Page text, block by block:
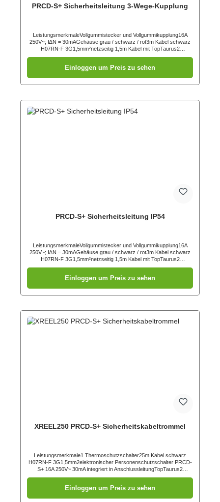
PRCD-S+ Sicherheitsleitung 3-Wege-Kupplung
LeistungsmerkmaleVollgummistecker und Vollgummikupplung16A
250V~; I∆N = 30mAGehäuse grau / schwarz / rot3m Kabel schwarz
H07RN-F 3G1,5mm²netzseitig 1,5m Kabel mit TopTaurus2
s)Schutzkontaktkupplung mit KlappdeckelPersonenschutzschalter
Einloggen um Preis zu sehen
PRCD-S+ Sicherheitsleitung IP54
LeistungsmerkmaleVollgummistecker und Vollgummikupplung16A
250V~; I∆N = 30mAGehäuse grau / schwarz / rot3m Kabel schwarz
H07RN-F 3G1,5mm²netzseitig 1,5m Kabel mit TopTaurus2
sr)Personenschutzschalter gemäß DIN VDE 0661
Einloggen um Preis zu sehen
XREEL250 PRCD-S+ Sicherheitskabeltrommel
Leistungsmerkmale1 Thermoschutzschalter25m Kabel schwarz
H07RN-F 3G1,5mm2elektronischer Personenschutzschalter PRCD-
S+ 16A 250V~ 30mA integriert in AnschlussleitungTopTaurus2
Kunststoffgestell (schwarz) mit ergonomisch geformtem
Einloggen um Preis zu sehen